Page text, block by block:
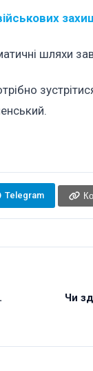
шляхи
Telegram
Чи